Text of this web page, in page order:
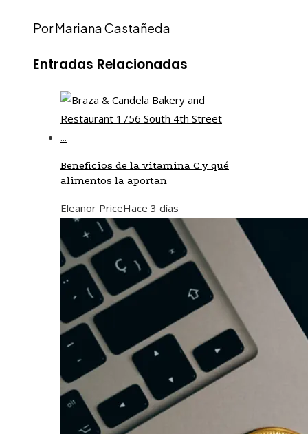
Por Mariana Castañeda
Entradas Relacionadas
Beneficios de la vitamina C y qué
alimentos la aportan
Eleanor PriceHace 3 días